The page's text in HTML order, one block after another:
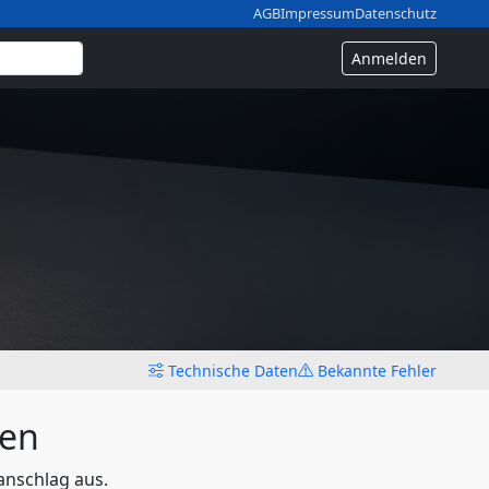
AGBImpressumDatenschutz
Anmelden
Technische Daten Bekannte Fehler
aus.